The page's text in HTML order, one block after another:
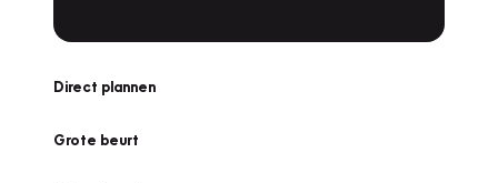
Direct plannen
Grote beurt